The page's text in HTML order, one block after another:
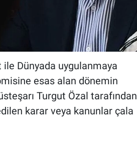
Dünyada uygulanmaya
esas alan dönemin
Turgut Özal tarafından
karar veya kanunlar çala